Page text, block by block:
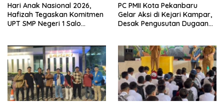
Hari Anak Nasional 2026,
Hafizah Tegaskan Komitmen
UPT SMP Negeri 1 Salo
PC PMII Kota Pekanbaru
Gelar Aksi di Kejari Kampar,
Desak Pengusutan Dugaan